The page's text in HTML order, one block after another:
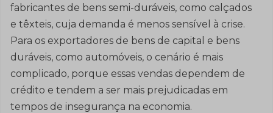
fabricantes de bens semi-duráveis, como calçados
e têxteis, cuja demanda é menos sensível à crise.
Para os exportadores de bens de capital e bens
duráveis, como automóveis, o cenário é mais
complicado, porque essas vendas dependem de
crédito e tendem a ser mais prejudicadas em
tempos de insegurança na economia.